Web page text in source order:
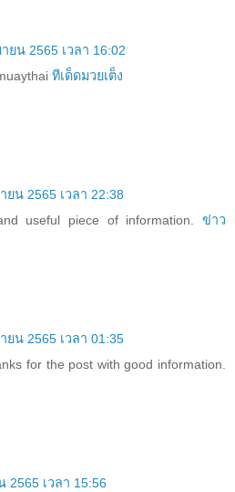
ยน 2565 เวลา 16:02
ทีเด็ดมวยเต็ง
ยน 2565 เวลา 22:38
useful piece of information. ข่าว
ยน 2565 เวลา 01:35
for the post with good information.
2565 เวลา 15:56